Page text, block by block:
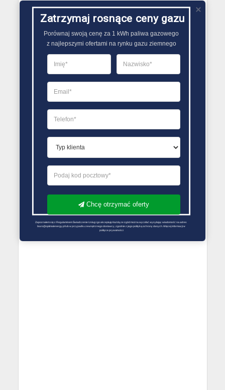
90%.
Gazy techniczne Jawor
Butle gazowe Jawor
Gaz płynny Jawor
LPG Jawor
Dostawcy gazu Jawor
PORÓWNYWARKA OFERT GAZU
Zatrzymaj rosnące ceny gazu
Porównaj swoją cenę za 1 kWh paliwa gazowego
z najlepszymi ofertami na rynku gazu ziemnego
Chcę otrzymać oferty
Zapoznałem się z Regulaminem Świadczenie Usług i go akceptuję Każdą ze zgód można wycofać wysyłając wiadomość na adres
biuro@optimalenergy.pl lub w przypadku zewnętrznego dostawcy, zgodnie z jego polityką ochrony danych. Więcej informacji w
polityce prywatności